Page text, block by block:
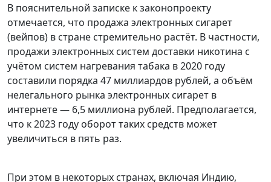
В пояснительной записке к законопроекту
отмечается, что продажа электронных сигарет
(вейпов) в стране стремительно растёт. В частности,
продажи электронных систем доставки никотина с
учётом систем нагревания табака в 2020 году
составили порядка 47 миллиардов рублей, а объём
нелегального рынка электронных сигарет в
интернете — 6,5 миллиона рублей. Предполагается,
что к 2023 году оборот таких средств может
увеличиться в пять раз.
При этом в некоторых странах, включая Индию,